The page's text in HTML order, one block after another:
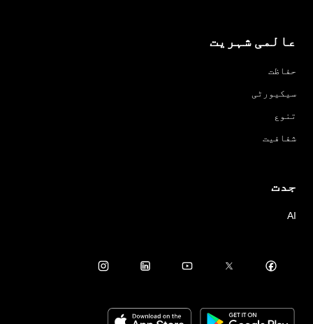
عالمی شہریت
حفاظت
سیکیورٹی
تنوع
شفافیت
جدت
AI